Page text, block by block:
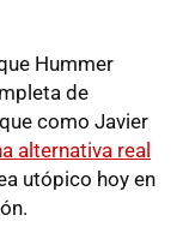
Hummer
de
como Javier
alternativa real
utópico hoy en